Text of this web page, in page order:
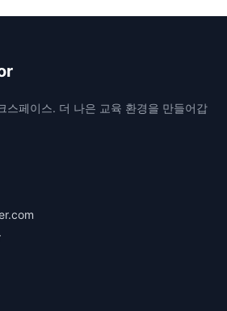
스페이스. 더 나은 교육 환경을 만들어갑